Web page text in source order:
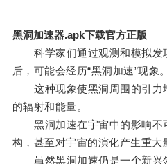
黑洞加速器.apk下载官方正版
科学家们通过观测和模拟发
后，可能会经历“黑洞加速”现象。
这种现象使黑洞周围的引力
的辐射和能量。
黑洞加速在宇宙中的影响不
构，甚至对宇宙的演化产生重大
虽然黑洞加速仍是一个新兴